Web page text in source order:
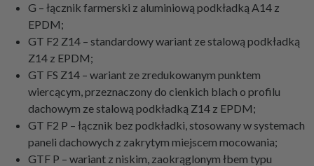
G – łącznik farmerski z aluminiową podkładką A14 z
EPDM;
GT F2 Z14 – standardowy wariant ze stalową podkładką
Z14 z EPDM;
GT FS Z14 – wariant ze zredukowanym punktem
wiercącym, przeznaczony do cienkich blach o profilu
dachowym ze stalową podkładką Z14 z EPDM;
GT F2 P – łącznik bez podkładki, stosowany w systemach
paneli dachowych z zakrytym miejscem mocowania;
GTF P – wariant z niskim, zaokrąglonym łbem typu